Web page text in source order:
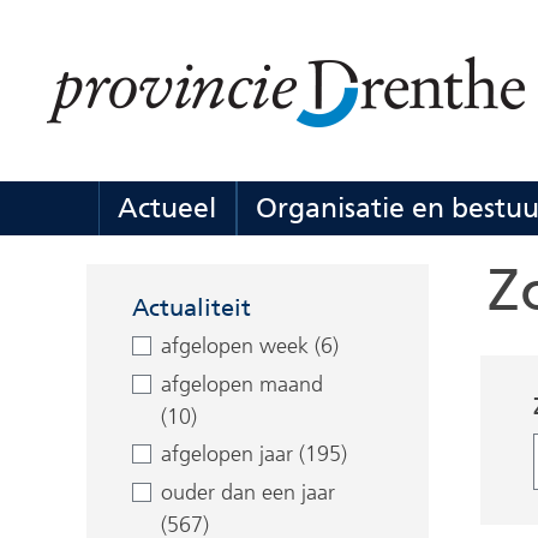
inhoud
Actueel
Actueel
Uitklappen
Organisatie en
Actualiteit
afgelopen week (6)
afgelopen maand
(10)
afgelopen jaar (195)
ouder dan een jaar
(567)